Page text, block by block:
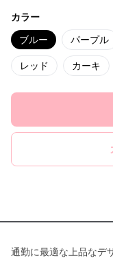
カラー
ブルー パープル
レッド カーキ
通勤に最適な上品なデ